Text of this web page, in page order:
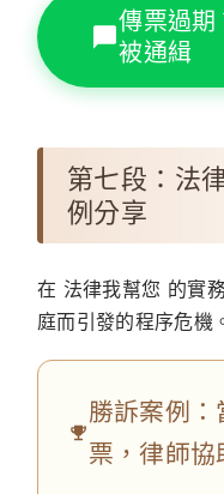
傳票過期
被通緝
第七段：法
例分享
在 法律我幫您 的實
庭而引發的程序危機
勝訴案例
票，律師